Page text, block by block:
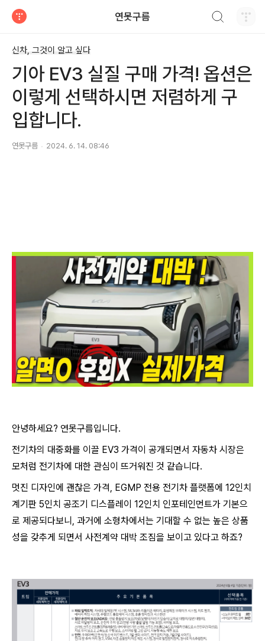
연못구름
신차, 그것이 알고 싶다
기아 EV3 실질 구매 가격! 옵션은
이렇게 선택하시면 저렴하게 구
입합니다.
연못구름 2024. 6. 14. 08:46
안녕하세요? 연못구름입니다.
전기차의 대중화를 이끌 EV3 가격이 공개되면서 자동차 시장은
모처럼 전기차에 대한 관심이 뜨거워진 것 같습니다.
멋진 디자인에 괜찮은 가격, EGMP 전용 전기차 플랫폼에 12인치
계기판 5인치 공조기 디스플레이 12인치 인포테인먼트가 기본으
로 제공되다보니, 과거에 소형차에서는 기대할 수 없는 높은 상품
성을 갖추게 되면서 사전계약 대박 조짐을 보이고 있다고 하죠?